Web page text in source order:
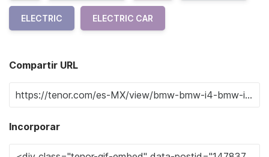
ELECTRIC ELECTRIC CAR
Compartir URL
Incorporar